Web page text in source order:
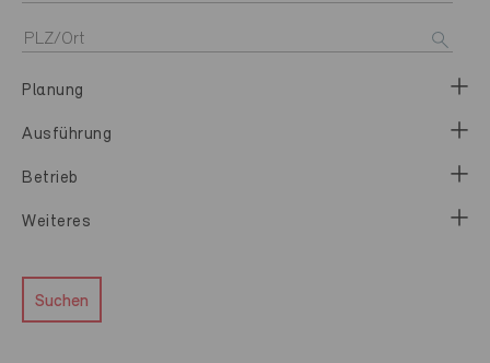
Planung
Ausführung
Betrieb
Weiteres
Suchen